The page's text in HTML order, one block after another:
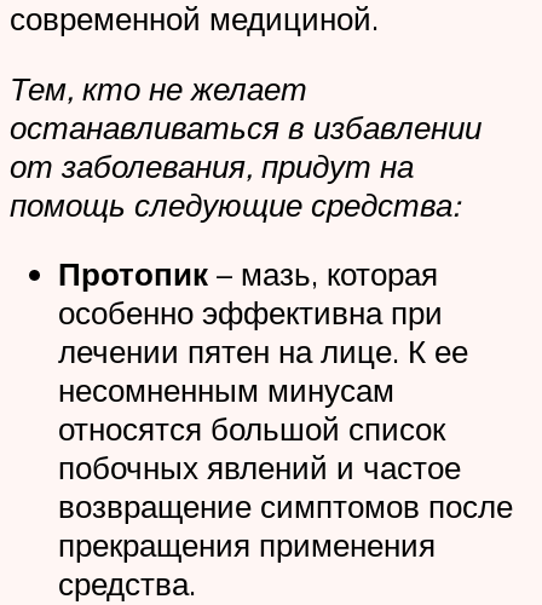
современной медициной.
Тем, кто не желает
останавливаться в избавлении
от заболевания, придут на
помощь следующие средства:
Протопик – мазь, которая
особенно эффективна при
лечении пятен на лице. К ее
несомненным минусам
относятся большой список
побочных явлений и частое
возвращение симптомов после
прекращения применения
средства.